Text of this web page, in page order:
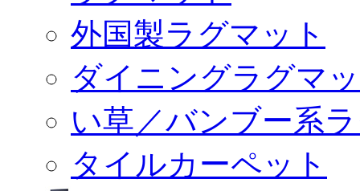
外国製ラグマット
ダイニングラグマ
い草／バンブー系
タイルカーペット